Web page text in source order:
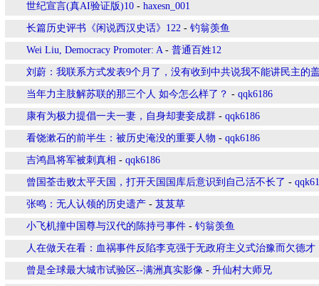
世纪宣言(真AI验证版)10 - haxesn_001
长篇历史评书《闲说西汉史话》122 - 钓翁羡鱼
Wei Liu, Democracy Promoter: A- 普通百姓12
刘蔚：我联系方式发表9个月了，没有收到中共说我不能讲民主的
当年力主肢解苏联的那三个人 如今怎么样了？ - qqk6186
康有为极力提倡一夫一妻，自身却妻妾成群 - qqk6186
看饶漱石的前半生：被历史淹没的重要人物 - qqk6186
吉鸿昌将军被刺真相 - qqk6186
曾国荃击败太平天国，打开天国国库后意识到自己活不长了 -
张鸣：无人认领的历史遗产 - 芨芨草
小飞机撞中国尊与汉代的陈持弓事件 - 钓翁羡鱼
人在做天在看：血祸事件反陷李克强于无政府主义式治豫而欠德
曾是全球最大城市试验区--满洲真实影像 - 升仙村大师兄